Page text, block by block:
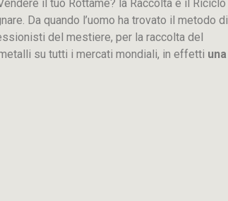
il tuo Rottame? la Raccolta e il Riciclo
Da quando l’uomo ha trovato il metodo di
del mestiere, per la raccolta del
su tutti i mercati mondiali, in effetti una